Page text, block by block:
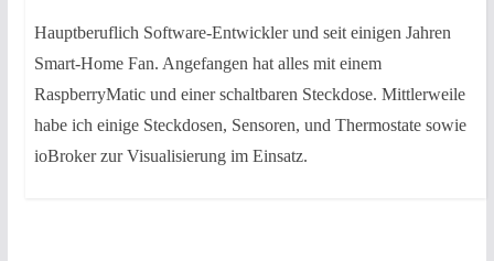
Hauptberuflich Software-Entwickler und seit einigen Jahren
Smart-Home Fan. Angefangen hat alles mit einem
RaspberryMatic und einer schaltbaren Steckdose. Mittlerweile
habe ich einige Steckdosen, Sensoren, und Thermostate sowie
ioBroker zur Visualisierung im Einsatz.